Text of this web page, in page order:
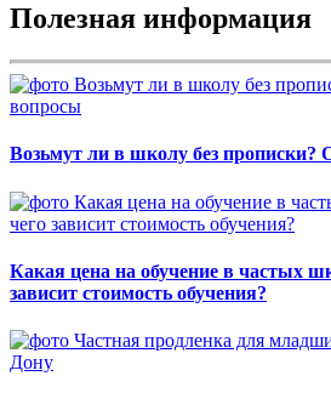
Полезная информация
Возьмут ли в школу без прописки?
Какая цена на обучение в частых
зависит стоимость обучения?